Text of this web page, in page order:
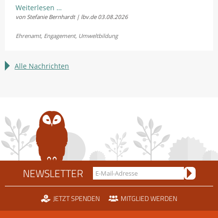
Weiterlesen …Natur
schützen
LBV
von Stefanie Bernhardt | lbv.de 03.08.2026
Ehrenamt, Engagement, Umweltbildung
Alle Nachrichten
NEWSLETTER
JETZT SPENDEN MITGLIED WERDEN